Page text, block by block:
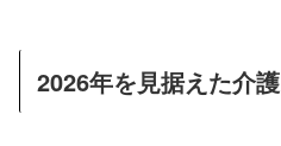
2026年を見据えた介